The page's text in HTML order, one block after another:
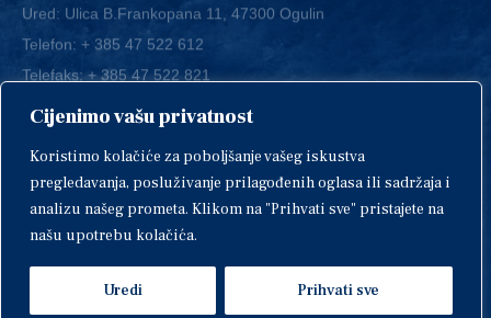
Cijenimo vašu privatnost
Koristimo kolačiće za poboljšanje vašeg iskustva
pregledavanja, posluživanje prilagođenih oglasa ili sadržaja i
analizu našeg prometa. Klikom na "Prihvati sve" pristajete na
našu upotrebu kolačića.
Uredi Prihvati sve
Telefon:+ 385 47 522 612
Telefaks:+ 385 47 522 821
E-mail:grad-ogulin@ogulin.hr